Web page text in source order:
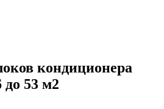
кондиционера
53 м2